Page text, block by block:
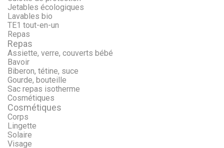
Jetables écologiques
Lavables bio
TE1 tout-en-un
Repas
Repas
Assiette, verre, couverts bébé
Bavoir
Biberon, tétine, suce
Gourde, bouteille
Sac repas isotherme
Cosmétiques
Cosmétiques
Corps
Lingette
Solaire
Visage